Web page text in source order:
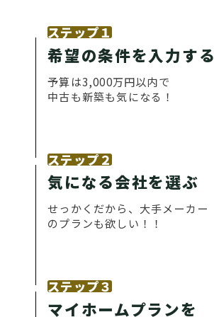
ステップ１
希望の条件を入力する
予算は3,000万円以内で
中古も新築も気になる！
ステップ２
気になる会社を選ぶ
せっかくだから、大手メーカー
のプランも欲しい！！
ステップ３
マイホームプランを